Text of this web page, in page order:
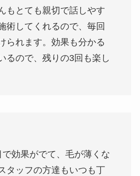
もとても親切で話しやす
術してくれるので、毎回
られます。効果も分かる
るので、残りの3回も楽し
効果がでて、毛が薄くな
タッフの方達もいつも丁